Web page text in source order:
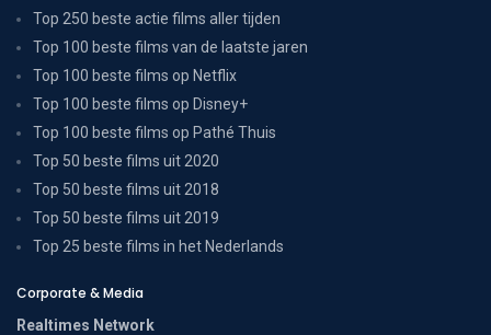
Top 250 beste actie films aller tijden
Top 100 beste films van de laatste jaren
Top 100 beste films op Netflix
Top 100 beste films op Disney+
Top 100 beste films op Pathé Thuis
Top 50 beste films uit 2020
Top 50 beste films uit 2018
Top 50 beste films uit 2019
Top 25 beste films in het Nederlands
Corporate & Media
Realtimes Network